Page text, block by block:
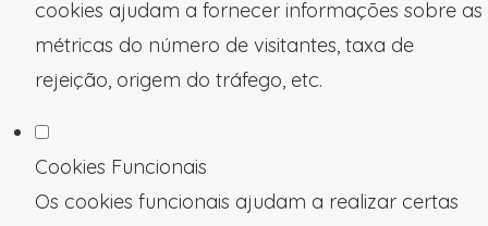
cookies ajudam a fornecer informações sobre as
métricas do número de visitantes, taxa de
rejeição, origem do tráfego, etc.
Cookies Funcionais
Os cookies funcionais ajudam a realizar certas